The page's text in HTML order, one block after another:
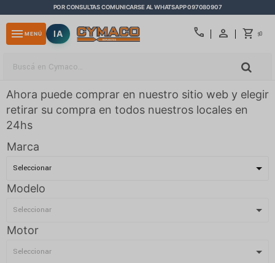
POR CONSULTAS COMUNICARSE AL WHATSAPP 097080907
call $0
menu MENÚ IA
Ahora puede comprar en nuestro sitio web y elegir
retirar su compra en todos nuestros locales en
24hs
Marca
Modelo
Motor
close